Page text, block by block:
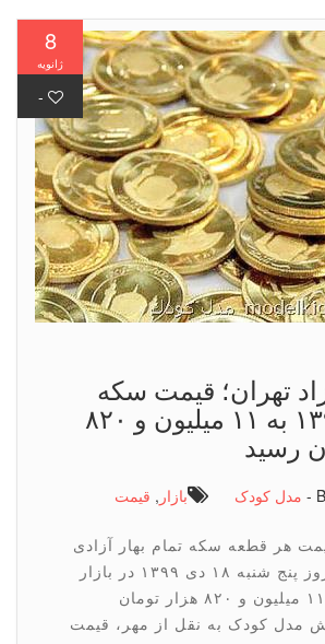
8
ژانویه
-
قیمت سكه
۱۸ دی ۱۳۹۹ به ۱۱ میلیون و ۸۲۰
بازار ,قیمت
سکه تمام بهار آزادی
طرح جدید امروز پنج شنبه ۱۸ دی ۱۳۹۹ در بازار
آزاد تهران به ۱۱ میلیون و ۸۲۰ هزار تومان
به نقل از مهر، قیمت